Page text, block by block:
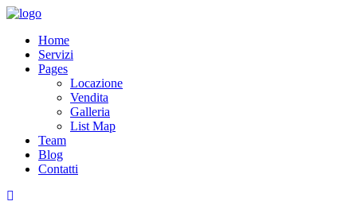
Skip
contentHome
Servizi
Pages
Locazione
Vendita
Galleria
List Map
Team
Blog
Contatti